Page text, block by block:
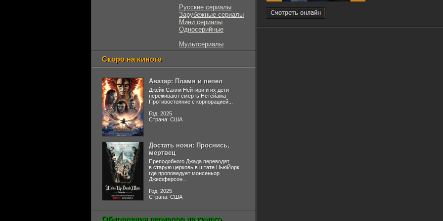
Русские сериалы
Зарубежные сериалы
Мини сериалы
Односерийные
Мультсериалы
Скоро на киного
Аватар: Пламя и пепел
Джейк Салли Нейтири и их дети
переживают смерть Нетейама
Противостояние с корпорацией...
Год: 2025
Страна: США
Достать ножи: Проснись,
мертвец
Преподобного Джада переводят
в старую церковь в штате НьюЙорк
где проповедует монсеньор
Джефферсон...
Год: 2025
Страна: США
Обновления сериалов на киного